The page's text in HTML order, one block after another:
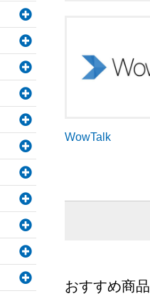
WowTalk
おすすめ商品